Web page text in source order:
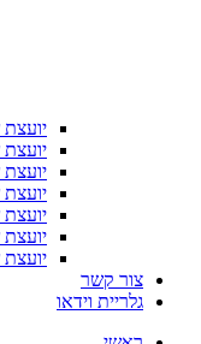
צור קשר
גלריית וידאו